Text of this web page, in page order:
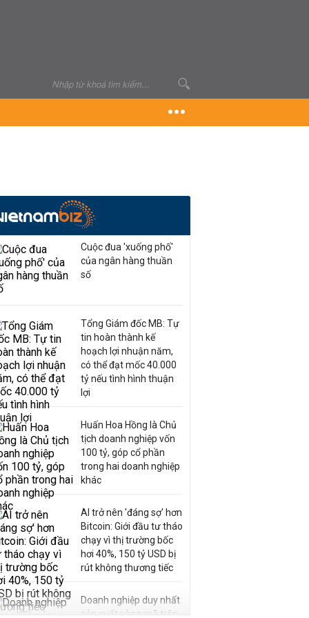
Cuộc đua 'xuống phố'
của ngân hàng thuần
số
Tổng Giám đốc MB: Tự
tin hoàn thành kế
hoạch lợi nhuận năm,
có thể đạt mốc 40.000
tỷ nếu tình hình thuận
lợi
Huấn Hoa Hồng là Chủ
tịch doanh nghiệp vốn
100 tỷ, góp cổ phần
trong hai doanh nghiệp
khác
AI trở nên 'đáng sợ' hơn
Bitcoin: Giới đầu tư tháo
chạy vì thị trường bốc
hơi 40%, 150 tỷ USD bị
rút không thương tiếc
Doanh nghiệp duy nhất
sản xuất vàng mã trên